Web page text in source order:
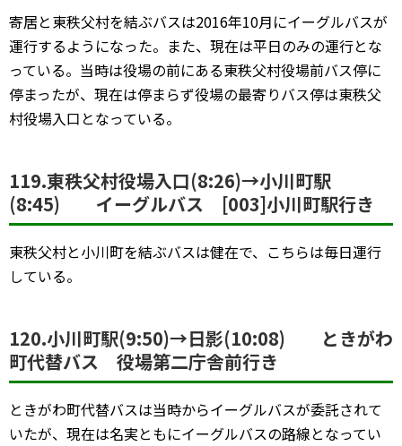
寄居と東秩父村を結ぶバスは2016年10月にイーグルバスが
運行するようになった。また、現在は平日のみの運行とな
っている。当時は役場の前にある東秩父村役場前バス停に
停まったが、現在は停まらず役場の最寄りバス停は東秩父
村役場入口となっている。
119.東秩父村役場入口(8:26)→小川町駅
(8:45) イーグルバス [003]小川町駅行き
東秩父村と小川町を結ぶバスは健在で、こちらは毎日運行
している。
120.小川町駅(9:50)→日影(10:08) ときがわ
町代替バス 役場第二庁舎前行き
ときがわ町代替バスは当時からイーグルバスが委託されて
いたが、現在は名実ともにイーグルバスの路線となってい